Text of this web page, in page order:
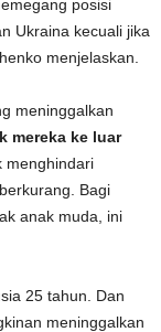
posisi
Ukraina kecuali jika
menjelaskan.
meninggalkan
mereka ke luar
menghindari
Bagi
anak muda, ini
25 tahun. Dan
meninggalkan